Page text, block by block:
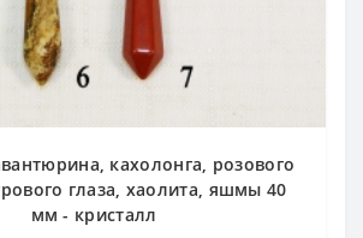
кахолонга, розового
глаза, хаолита, яшмы 40
мм - кристалл